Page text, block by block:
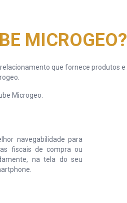
MICROGEO?
que fornece produtos e
Microgeo:
navegabilidade para
fiscais de compra ou
na tela do seu